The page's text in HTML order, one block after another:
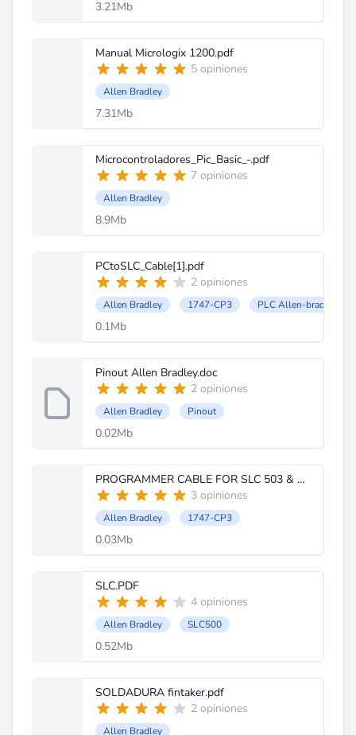
3.21Mb
Manual Micrologix 1200.pdf
5 opiniones
Allen Bradley
7.31Mb
Microcontroladores_Pic_Basic_-.pdf
7 opiniones
Allen Bradley
8.9Mb
PCtoSLC_Cable[1].pdf
2 opiniones
Allen Bradley 1747-CP3 PLC Allen-bradley
0.1Mb
Pinout Allen Bradley.doc
2 opiniones
Allen Bradley Pinout
0.02Mb
PROGRAMMER CABLE FOR SLC 503 & 504.pdf
3 opiniones
Allen Bradley 1747-CP3
0.03Mb
SLC.PDF
4 opiniones
Allen Bradley SLC500
0.52Mb
SOLDADURA fintaker.pdf
2 opiniones
Allen Bradley